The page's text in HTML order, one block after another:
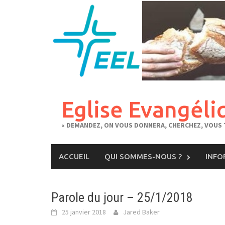
Eglise
« DEMANDEZ, ON VOUS DONNERA, CHERCHEZ,
ACCUEIL QUI SOMMES-NOUS ?
Parole du jour – 25/1/2018
25 janvier 2018 Jared Baker